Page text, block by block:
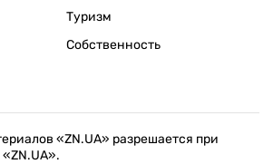
Туризм
Собственность
«ZN.UA» разрешается при